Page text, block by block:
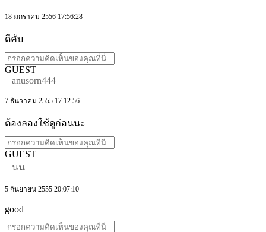
18 มกราคม 2556 17:56:28
ดีคับ
GUEST
anusorn444
7 ธันวาคม 2555 17:12:56
ต้องลองใช้ดูก่อนนะ
GUEST
นน
5 กันยายน 2555 20:07:10
good